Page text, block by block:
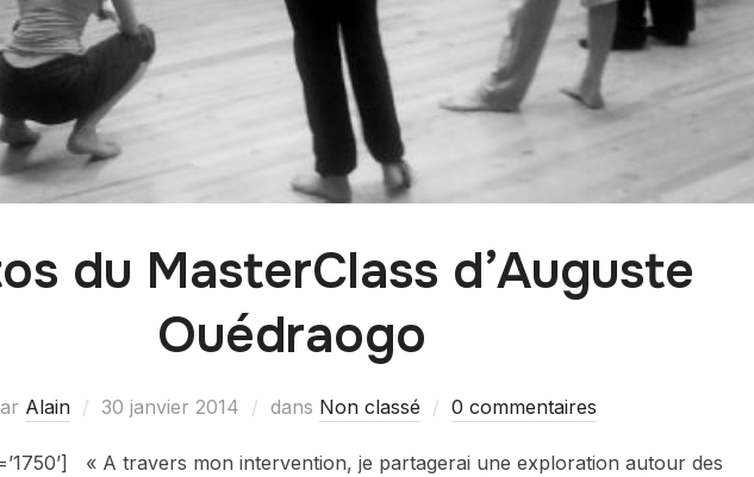
du MasterClass d’Auguste
Ouédraogo
Alain 30 janvier 2014 dans Non classé 0 commentaires
« A travers mon intervention, je partagerai une exploration autour des